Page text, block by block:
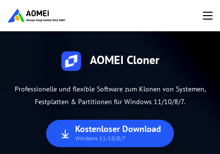
AOMEI Cloner
Professionelle und flexible Software zum Klonen von Systemen,
Festplatten & Partitionen für Windows 11/10/8/7.
Kostenloser Download
Windows 11/10/8/7